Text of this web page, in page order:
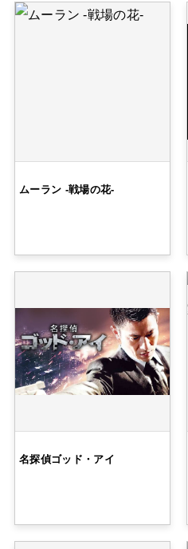
ムーラン -戦場の花-
名探偵ゴッド・アイ